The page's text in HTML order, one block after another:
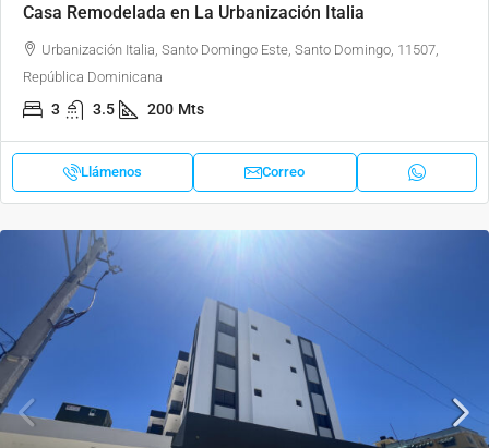
Casa Remodelada en La Urbanización Italia
Urbanización Italia, Santo Domingo Este, Santo Domingo, 11507,
República Dominicana
3 3.5 200 Mts
Llámenos Correo